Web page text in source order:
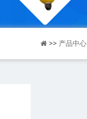
>> 产品中心